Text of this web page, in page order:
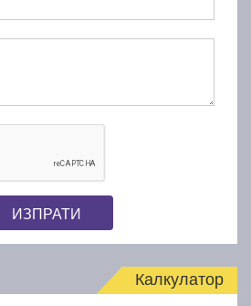
ИЗПРАТИ
Калкулатор